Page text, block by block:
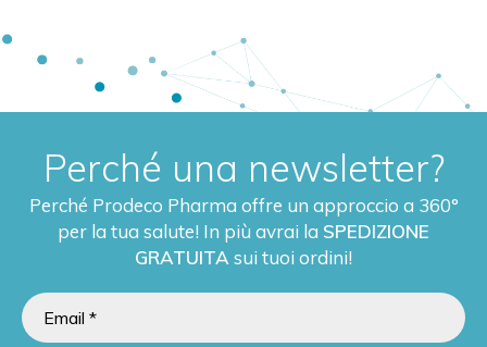
Perché una newsletter?
Perché Prodeco Pharma offre un approccio a 360°
per la tua salute! In più avrai la SPEDIZIONE
GRATUITAsui tuoi ordini!